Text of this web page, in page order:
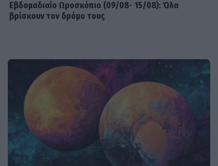
Εβδομαδιαίo Ωροσκόπιο (09/08- 15/08): Όλα
βρίσκουν τον δρόμο τους